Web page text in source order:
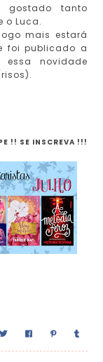
gostado tanto
o Luca.
mais estará
foi publicado a
essa novidade
!! SE INSCREVA !!!